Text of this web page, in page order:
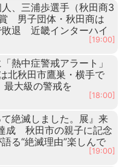
、三浦歩選手（秋田商3
男子団体・秋田商は
敗退 近畿インターハイ
[19:00]
熱中症警戒アラート」
秋田市鷹巣・横手で
大級の警戒を
[18:00]
て絶滅しました。展』来
成 秋田市の親子に記念
る“絶滅理由”楽しんで
[19:00]